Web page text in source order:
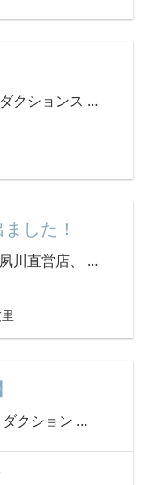
クションス …
した！
川直営店、 …
クション …